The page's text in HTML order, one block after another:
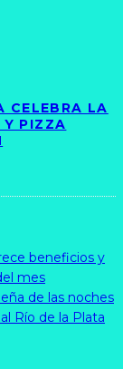
CELEBRA LA
Y PIZZA
beneficios y
mes
de las noches
Río de la Plata